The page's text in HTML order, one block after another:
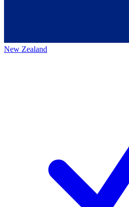
New Zealand